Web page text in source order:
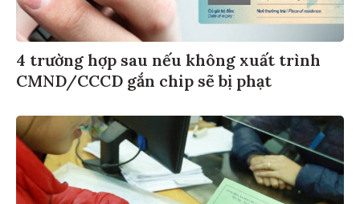
4 trường hợp sau nếu không xuất trình
CMND/CCCD gắn chip sẽ bị phạt